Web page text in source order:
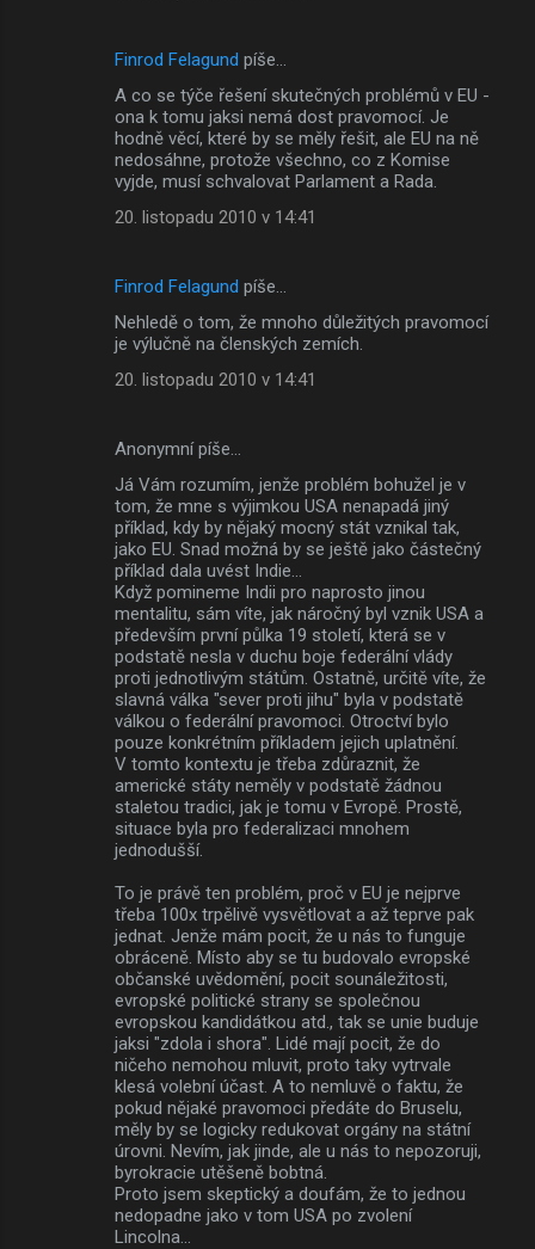
Finrod Felagund píše…
A co se týče řešení skutečných problémů v EU -
ona k tomu jaksi nemá dost pravomocí. Je
hodně věcí, které by se měly řešit, ale EU na ně
nedosáhne, protože všechno, co z Komise
vyjde, musí schvalovat Parlament a Rada.
20. listopadu 2010 v 14:41
Finrod Felagund píše…
Nehledě o tom, že mnoho důležitých pravomocí
je výlučně na členských zemích.
20. listopadu 2010 v 14:41
Anonymní píše…
Já Vám rozumím, jenže problém bohužel je v
tom, že mne s výjimkou USA nenapadá jiný
příklad, kdy by nějaký mocný stát vznikal tak,
jako EU. Snad možná by se ještě jako částečný
příklad dala uvést Indie...
Když pomineme Indii pro naprosto jinou
mentalitu, sám víte, jak náročný byl vznik USA a
především první půlka 19 století, která se v
podstatě nesla v duchu boje federální vlády
proti jednotlivým státům. Ostatně, určitě víte, že
slavná válka "sever proti jihu" byla v podstatě
válkou o federální pravomoci. Otroctví bylo
pouze konkrétním příkladem jejich uplatnění.
V tomto kontextu je třeba zdůraznit, že
americké státy neměly v podstatě žádnou
staletou tradici, jak je tomu v Evropě. Prostě,
situace byla pro federalizaci mnohem
jednodušší.
To je právě ten problém, proč v EU je nejprve
třeba 100x trpělivě vysvětlovat a až teprve pak
jednat. Jenže mám pocit, že u nás to funguje
obráceně. Místo aby se tu budovalo evropské
občanské uvědomění, pocit sounáležitosti,
evropské politické strany se společnou
evropskou kandidátkou atd., tak se unie buduje
jaksi "zdola i shora". Lidé mají pocit, že do
ničeho nemohou mluvit, proto taky vytrvale
klesá volební účast. A to nemluvě o faktu, že
pokud nějaké pravomoci předáte do Bruselu,
měly by se logicky redukovat orgány na státní
úrovni. Nevím, jak jinde, ale u nás to nepozoruji,
byrokracie utěšeně bobtná.
Proto jsem skeptický a doufám, že to jednou
nedopadne jako v tom USA po zvolení
Lincolna...